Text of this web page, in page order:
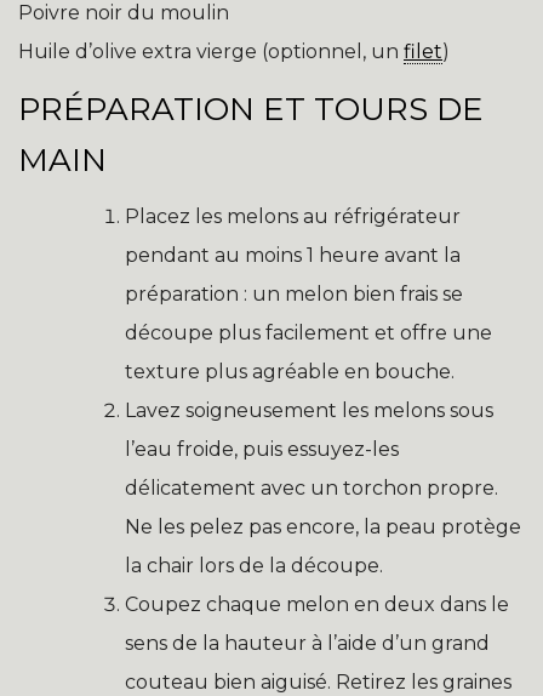
Poivre noir du moulin
Huile d’olive extra vierge (optionnel, un filet)
PRÉPARATION ET TOURS DE
MAIN
Placez les melons au réfrigérateur
pendant au moins 1 heure avant la
préparation : un melon bien frais se
découpe plus facilement et offre une
texture plus agréable en bouche.
Lavez soigneusement les melons sous
l’eau froide, puis essuyez-les
délicatement avec un torchon propre.
Ne les pelez pas encore, la peau protège
la chair lors de la découpe.
Coupez chaque melon en deux dans le
sens de la hauteur à l’aide d’un grand
couteau bien aiguisé. Retirez les graines